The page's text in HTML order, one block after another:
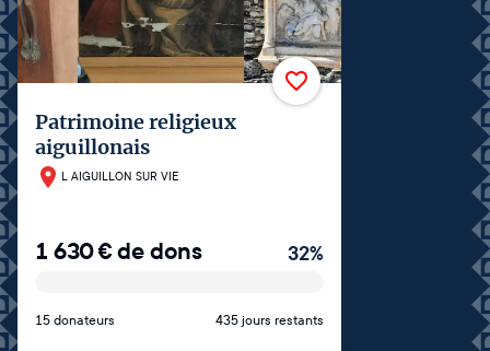
Patrimoine religieux
aiguillonais
L AIGUILLON SUR VIE
1 630€de dons 32%
15 donateurs 435 jours restants